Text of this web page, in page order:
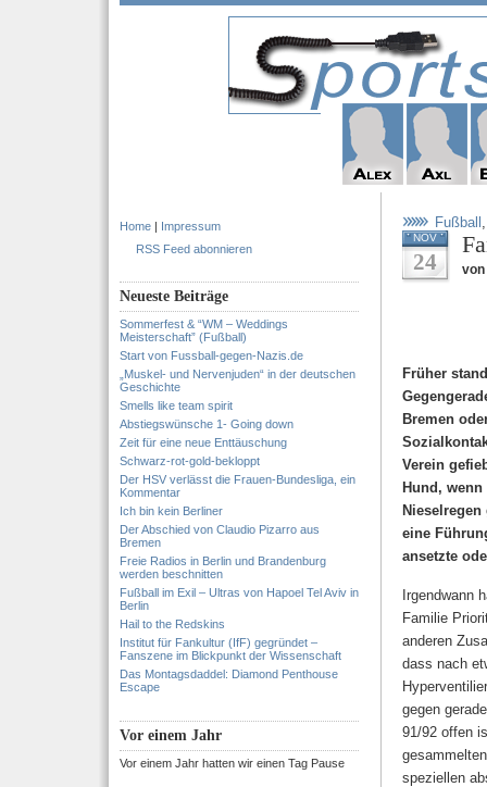
Home | Impressum
RSS Feed abonnieren
Neueste Beiträge
Sommerfest & “WM – Weddings
Meisterschaft” (Fußball)
Start von Fussball-gegen-Nazis.de
„Muskel- und Nervenjuden“ in der deutschen
Geschichte
Smells like team spirit
Abstiegswünsche 1- Going down
Zeit für eine neue Enttäuschung
Schwarz-rot-gold-bekloppt
Der HSV verlässt die Frauen-Bundesliga, ein
Kommentar
Ich bin kein Berliner
Der Abschied von Claudio Pizarro aus
Bremen
Freie Radios in Berlin und Brandenburg
werden beschnitten
Fußball im Exil – Ultras von Hapoel Tel Aviv in
Berlin
Hail to the Redskins
Institut für Fankultur (IfF) gegründet –
Fanszene im Blickpunkt der Wissenschaft
Das Montagsdaddel: Diamond Penthouse
Escape
Vor einem Jahr
Vor einem Jahr hatten wir einen Tag Pause
Fußball
NOV
24
Früher
Bremen
Verein
Hund,
eine
ansetzte
Irgendwann
Familie
anderen
dass nach
gegen
91/92 offen
speziellen